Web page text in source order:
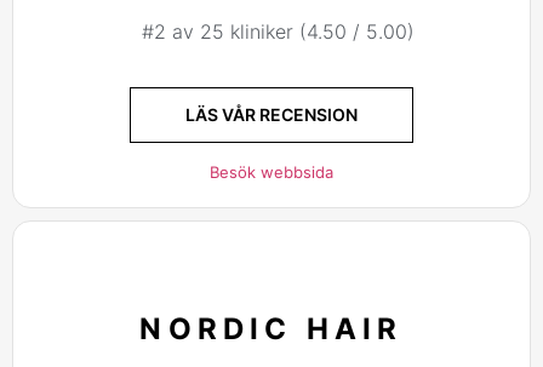
#2 av 25 kliniker (4.50 / 5.00)
LÄS VÅR RECENSION
Besök webbsida
NORDIC HAIR